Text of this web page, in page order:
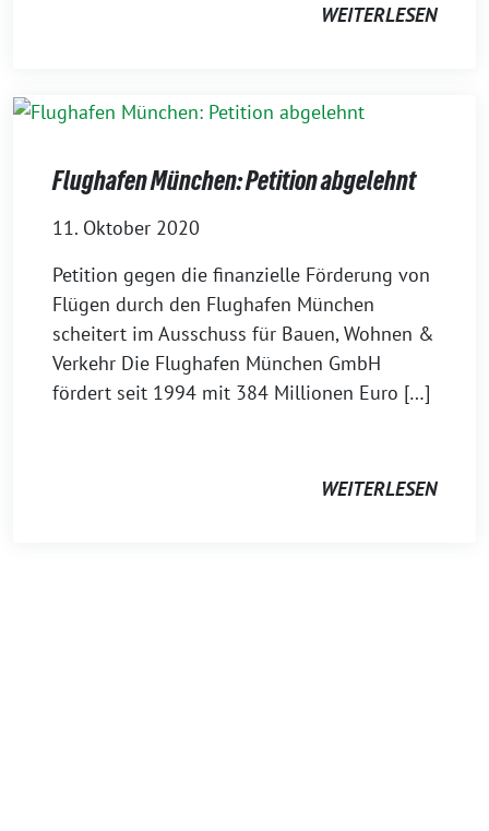
WEITERLESEN
Flughafen München: Petition abgelehnt
11. Oktober 2020
Petition gegen die finanzielle Förderung von
Flügen durch den Flughafen München
scheitert im Ausschuss für Bauen, Wohnen &
Verkehr Die Flughafen München GmbH
fördert seit 1994 mit 384 Millionen Euro […]
WEITERLESEN